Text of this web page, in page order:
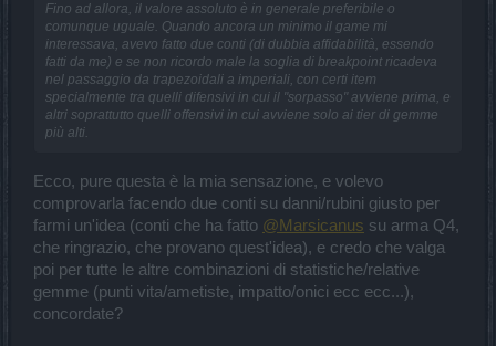
Fino ad allora, il valore assoluto è in generale preferibile o
comunque uguale. Quando ancora un minimo il game mi
interessava, avevo fatto due conti (di dubbia affidabilità, essendo
fatti da me) e se non ricordo male la soglia di breakpoint ricadeva
nel passaggio da trapezoidali a imperiali, con certi item
specialmente tra quelli difensivi in cui il "sorpasso" avviene prima, e
altri soprattutto quelli offensivi in cui avviene solo ai tier di gemme
più alti.
Ecco, pure questa è la mia sensazione, e volevo
comprovarla facendo due conti su danni/rubini giusto per
farmi un'idea (conti che ha fatto @Marsicanus su arma Q4,
che ringrazio, che provano quest'idea), e credo che valga
poi per tutte le altre combinazioni di statistiche/relative
gemme (punti vita/ametiste, impatto/onici ecc ecc...),
concordate?